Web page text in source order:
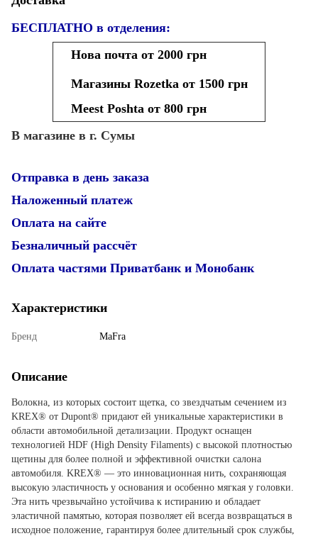
БЕСПЛАТНО в отделения:
Нова почта от 2000 грн
Магазины Rozetka от 1500 грн
Meest Poshta от 800 грн
В магазине в г. Сумы
Отправка в день заказа
Наложенный платеж
Оплата на сайте
Безналичный рассчёт
Оплата частями Приватбанк и Монобанк
Характеристики
Бренд MaFra
Описание
Волокна, из которых состоит щетка, со звездчатым сечением из
KREX® от Dupont® придают ей уникальные характеристики в
области автомобильной детализации. Продукт оснащен
технологией HDF (High Density Filaments) с высокой плотностью
щетины для более полной и эффективной очистки салона
автомобиля. KREX® — это инновационная нить, сохраняющая
высокую эластичность у основания и особенно мягкая у головки.
Эта нить чрезвычайно устойчива к истиранию и обладает
эластичной памятью, которая позволяет ей всегда возвращаться в
исходное положение, гарантируя более длительный срок службы,